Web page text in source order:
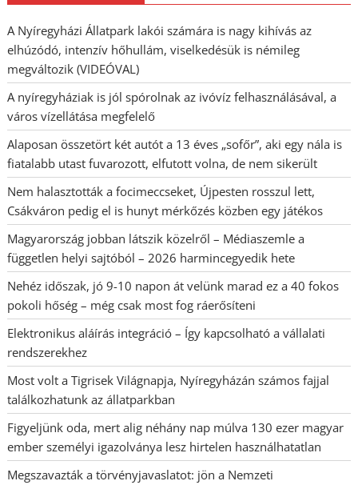
A Nyíregyházi Állatpark lakói számára is nagy kihívás az
elhúzódó, intenzív hőhullám, viselkedésük is némileg
megváltozik (VIDEÓVAL)
A nyíregyháziak is jól spórolnak az ivóvíz felhasználásával, a
város vízellátása megfelelő
Alaposan összetört két autót a 13 éves „sofőr”, aki egy nála is
fiatalabb utast fuvarozott, elfutott volna, de nem sikerült
Nem halasztották a focimeccseket, Újpesten rosszul lett,
Csákváron pedig el is hunyt mérkőzés közben egy játékos
Magyarország jobban látszik közelről – Médiaszemle a
független helyi sajtóból – 2026 harmincegyedik hete
Nehéz időszak, jó 9-10 napon át velünk marad ez a 40 fokos
pokoli hőség – még csak most fog ráerősíteni
Elektronikus aláírás integráció – Így kapcsolható a vállalati
rendszerekhez
Most volt a Tigrisek Világnapja, Nyíregyházán számos fajjal
találkozhatunk az állatparkban
Figyeljünk oda, mert alig néhány nap múlva 130 ezer magyar
ember személyi igazolványa lesz hirtelen használhatatlan
Megszavazták a törvényjavaslatot: jön a Nemzeti